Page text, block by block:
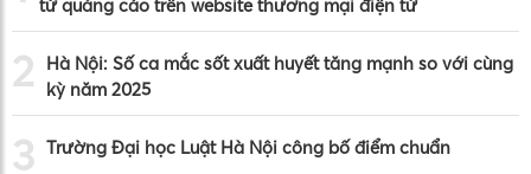
từ quảng cáo trên website thương mại điện tử
2
Hà Nội: Số ca mắc sốt xuất huyết tăng mạnh so với cùng
kỳ năm 2025
3 Trường Đại học Luật Hà Nội công bố điểm chuẩn